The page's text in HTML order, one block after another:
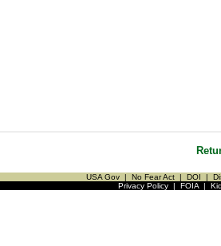
USA Gov | No Fear Act | DOI |
Privacy Policy| FOIA|